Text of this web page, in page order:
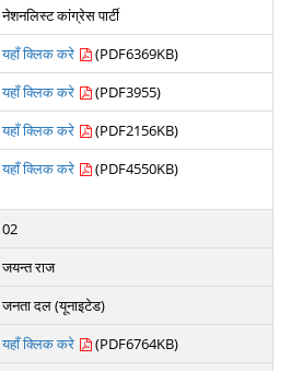
नेशनलिस्ट कांग्रेस पार्टी
यहाँ क्लिक करे
(PDF6369KB)
यहाँ क्लिक करे
(PDF3955)
यहाँ क्लिक करे
(PDF2156KB)
यहाँ क्लिक करे
(PDF4550KB)
02
जयन्त राज
जनता दल (यूनाइटेड)
यहाँ क्लिक करे
(PDF6764KB)